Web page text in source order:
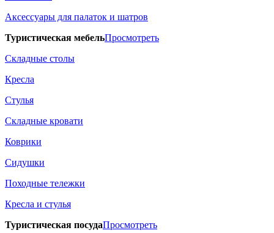
Аксессуары для палаток и шатров
Туристическая мебельПросмотреть
Складные столы
Кресла
Стулья
Складные кровати
Коврики
Сидушки
Походные тележки
Кресла и стулья
Туристическая посудаПросмотреть